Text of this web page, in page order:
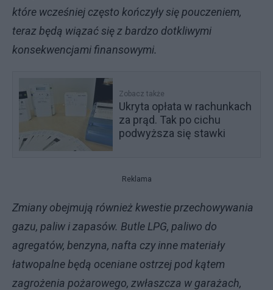
które wcześniej często kończyły się pouczeniem,
teraz będą wiązać się z bardzo dotkliwymi
konsekwencjami finansowymi.
Zobacz także
Ukryta opłata w rachunkach
za prąd. Tak po cichu
podwyższa się stawki
Reklama
Zmiany obejmują również kwestie przechowywania
gazu, paliw i zapasów. Butle LPG, paliwo do
agregatów, benzyna, nafta czy inne materiały
łatwopalne będą oceniane ostrzej pod kątem
zagrożenia pożarowego, zwłaszcza w garażach,